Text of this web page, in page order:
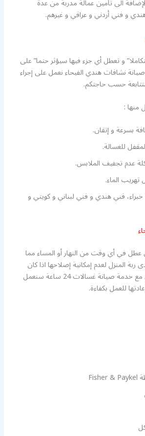
الى تأمين عمالة مدربة من عدة
و فني أردني و عراقي و غيرهم.
و تعطل أي جزء فيها سيؤثر حتما” على
نشافات هندي الفيحاء نعمل على إجراء
حسب حاجتكم.
منها :
بسرعة و إتقان.
للغسالة.
عدم تجفيف الملابس.
الماء.
فني هندي و فني لبناني و كويتي و
في أي وقت من النهار أو المساء مما
ربة المنزل لعدم إمكانية إصلاحها اذا كان
الوقت غير ملائم و لكن مع خدمة صيانة غسالات 24 ساعة سنعمل
للعمل بكفاءة.